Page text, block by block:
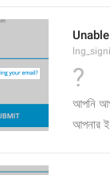
?
আপনি
আপনার